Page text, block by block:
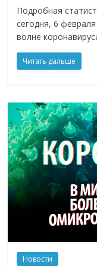
Подробная
сегодня, 6
волне
Читать дальше
Новости